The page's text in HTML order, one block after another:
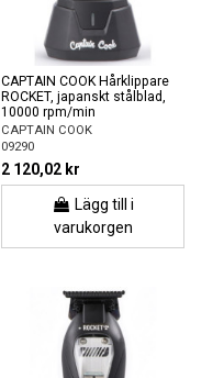
CAPTAIN COOK Hårklippare
ROCKET, japanskt stålblad,
10000 rpm/min
CAPTAIN COOK
09290
2 120,02 kr
Lägg till i
varukorgen